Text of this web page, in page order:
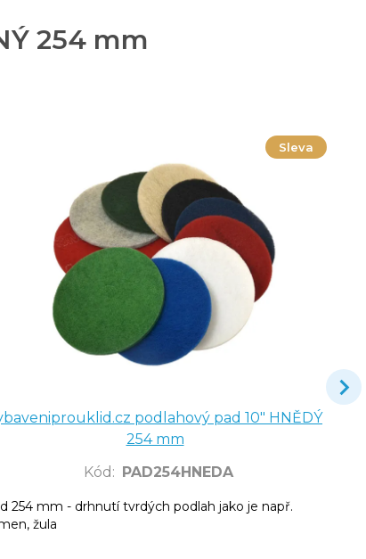
254 mm
Sleva
podlahový pad 10" HNĚDÝ
254 mm
Kód : PAD254HNEDA
254 mm - drhnutí tvrdých podlah jako je např.
žula